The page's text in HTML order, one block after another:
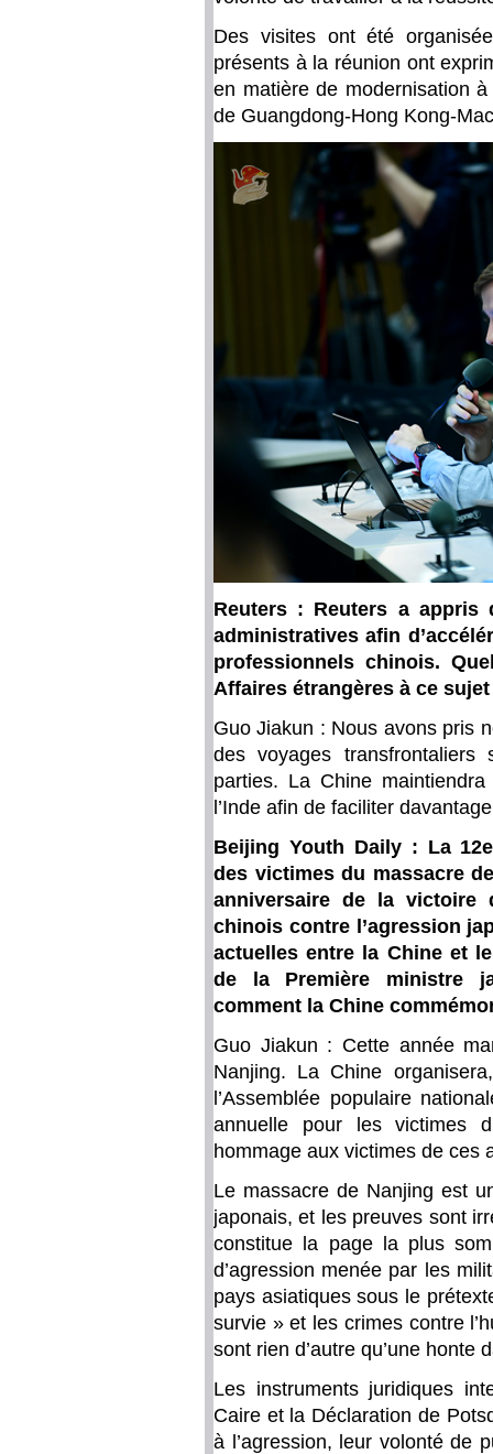
Des visites ont été
présents à la réunion ont
en matière de modernisation
de Guangdong-Hong Kong-
Reuters : Reuters a appris
administratives afin
professionnels chinois.
Affaires étrangères à ce
Guo Jiakun : Nous avons pris
des voyages
parties. La Chine
l’Inde afin de faciliter
Beijing Youth Daily : La
des victimes du massacre
anniversaire de la victoire
chinois contre l’agression
actuelles entre la Chine et
de la Première ministre
comment la Chine
Guo Jiakun : Cette année
Nanjing. La Chine
l’Assemblée populaire
annuelle pour les victimes
hommage aux victimes de ces
Le massacre de Nanjing est
japonais, et les preuves sont
constitue la page la plus
d’agression menée par les
pays asiatiques sous le
survie » et les crimes contre
sont rien d’autre qu’une honte
Les instruments juridiques
Caire et la Déclaration de
à l’agression, leur volonté de